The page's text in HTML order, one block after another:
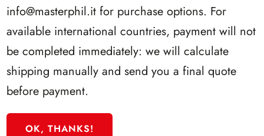
info@masterphil.it for purchase options. For
available international countries, payment will not
be completed immediately: we will calculate
shipping manually and send you a final quote
before payment.
OK, THANKS!